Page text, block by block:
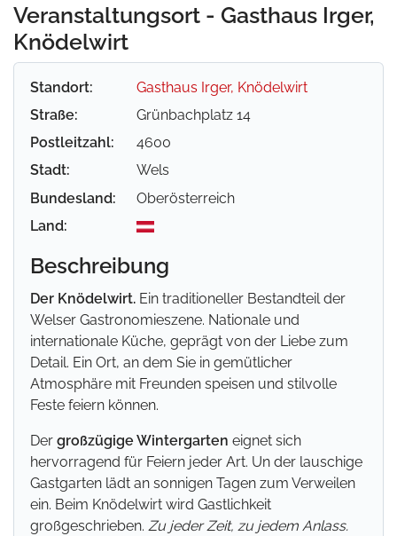
Veranstaltungsort - Gasthaus Irger,
Knödelwirt
Standort:
Gasthaus Irger, Knödelwirt
Straße:
Grünbachplatz 14
Postleitzahl:
4600
Stadt:
Wels
Bundesland:
Oberösterreich
Land:
Beschreibung
Der Knödelwirt.Ein traditioneller Bestandteil der
Welser Gastronomieszene. Nationale und
internationale Küche, geprägt von der Liebe zum
Detail. Ein Ort, an dem Sie in gemütlicher
Atmosphäre mit Freunden speisen und stilvolle
Feste feiern können.
Der großzügige Wintergarten eignet sich
hervorragend für Feiern jeder Art. Un der lauschige
Gastgarten lädt an sonnigen Tagen zum Verweilen
ein. Beim Knödelwirt wird Gastlichkeit
großgeschrieben. Zu jeder Zeit, zu jedem Anlass.